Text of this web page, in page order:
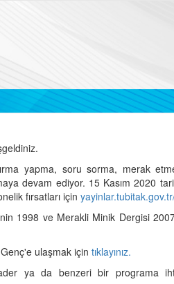
yapma, soru sorma, merak
devam ediyor. 15 Kasım 2020
fırsatları için
1998 ve Merakli Minik Dergisi
ulaşmak için tıklayınız.
ya da benzeri bir programa